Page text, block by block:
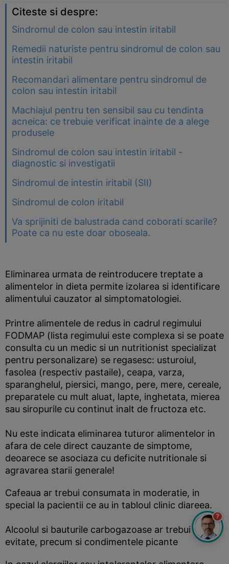
Citeste si despre:
Sindromul de colon sau intestin iritabil
Remedii naturiste pentru sindromul de colon sau
intestin iritabil
Recomandari alimentare pentru sindromul de
colon sau intestin iritabil
Machiajul pentru ten sensibil sau cu tendinta
acneica: ce trebuie verificat inainte de a alege
produsele
Sindromul de colon sau intestin iritabil -
diagnostic si investigatii
Sindromul de intestin iritabil (SII)
Sindromul de colon iritabil
Va sprijiniti de balustrada cand coborati scarile?
Poate ca nu este doar oboseala.
Eliminarea urmata de reintroducere treptate a
alimentelor in dieta permite izolarea si identificare
alimentului cauzator al simptomatologiei.
Printre alimentele de redus in cadrul regimului
FODMAP (lista regimului este complexa si se poate
consulta cu un medic si un nutritionist specializat
pentru personalizare) se regasesc: usturoiul,
fasolea (respectiv pastaile), ceapa, varza,
sparanghelul, piersici, mango, pere, mere, cereale,
preparatele cu mult aluat, lapte, inghetata, mierea
sau siropurile cu continut inalt de fructoza etc.
Nu este indicata eliminarea tuturor alimentelor in
afara de cele direct cauzante de simptome,
deoarece se asociaza cu deficite nutritionale si
agravarea starii generale!
Cafeaua ar trebui consumata in moderatie, in
special la pacientii ce au in tabloul clinic diareea.
Alcoolul si bauturile carbogazoase ar trebui
evitate, precum si condimentele picante
?